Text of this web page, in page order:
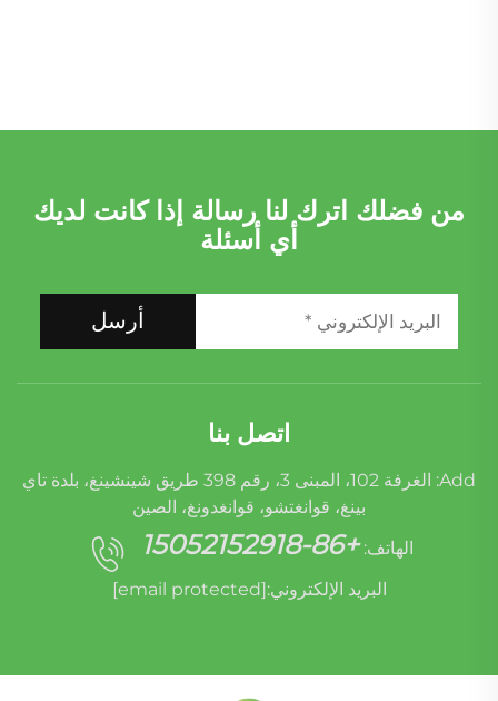
من فضلك اترك لنا رسالة إذا كانت لديك
أي أسئلة
أرسل
اتصل بنا
Add: الغرفة 102، المبنى 3، رقم 398 طريق شينشينغ، بلدة تاي
بينغ، قوانغتشو، قوانغدونغ، الصين
الهاتف: +86-15052152918
البريد الإلكتروني:[email protected]